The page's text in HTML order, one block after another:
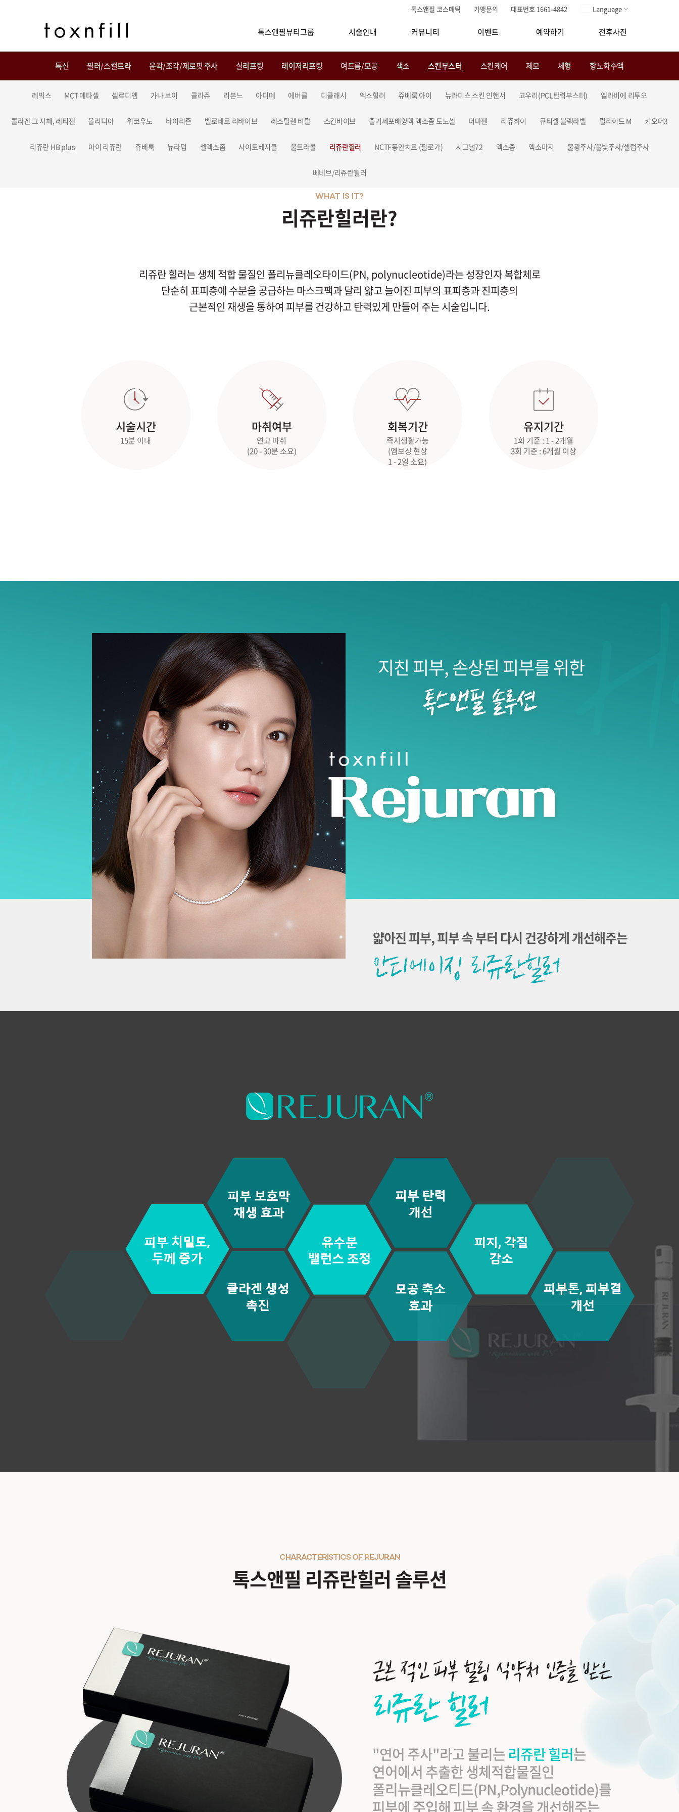
톡스앤필 코스메틱 가맹문의 대표번호 1661-4842 Language
톡스앤필뷰티그룹 시술안내 커뮤니티 이벤트 예약하기 전후사진
톡신 필러/스컬트라 윤곽/조각/제로핏 주사 실리프팅 레이저리프팅 여드름/모공 색소 스킨부스터
레빅스 MCT 메타셀 셀르디엠 가나 브이 콜라쥬 리본느 아디떼 에버클 디클래시 엑소힐러 쥬베룩 아이 뉴라미스 스킨 인핸서 고우리(PCL탄력부스터) 엘라비에 리투오
콜라겐 그 자체, 레티젠 올리디아 위코우노 바이리즌 벨로테로 리바이브 레스틸렌 비탈 스킨바이브 줄기세포배양액 엑소좀 도노셀 더마젠 리쥬하이 큐티셀 블랙라벨 릴리이드 M 키오머3
리쥬란 HB plus 아이 리쥬란 쥬베룩 뉴라덤 셀엑소좀 사이토베지클 울트라콜 리쥬란힐러 NCTF동안치료 (필로가) 시그널72 엑소좀 엑소마지 물광주사/볼빛주사/셀럽주사
베네브/리쥬란힐러
스킨케어 제모 체형 항노화수액
리쥬란힐러란?
WHAT IS IT?
리쥬란 힐러는 생체 적합 물질인 폴리뉴클레오타이드(PN, polynucleotide)라는 성장인자 복합체로
단순히 표피층에 수분을 공급하는 마스크팩과 달리 얇고 늘어진 피부의 표피층과 진피층의
근본적인 재생을 통하여 피부를 건강하고 탄력있게 만들어 주는 시술입니다.
시술시간
15분 이내
마취여부
연고 마취
(20 - 30분 소요)
회복기간
즉시생활가능
(엠보싱 현상
1 - 2일 소요)
유지기간
1회 기준 : 1 - 2개월
3회 기준 : 6개월 이상
지친 피부, 손상된 피부를 위한
얇아진 피부, 피부 속 부터 다시 건강하게 개선해주는
톡스앤필 리쥬란힐러 솔루션
CHARACTERISTICS OF REJURAN
"연어 주사"라고 불리는리쥬란 힐러는
연어에서 추출한 생체적합물질인
폴리뉴클레오티드(PN,Polynucleotide)를
피부에 주입해 피부 속 환경을 개선해주는